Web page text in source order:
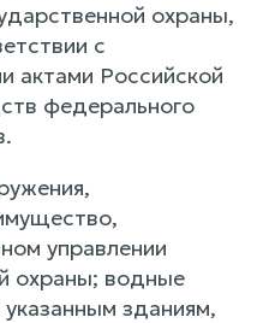
охраны,
с
актами Российской
федерального
управлении
охраны; водные
зданиям,